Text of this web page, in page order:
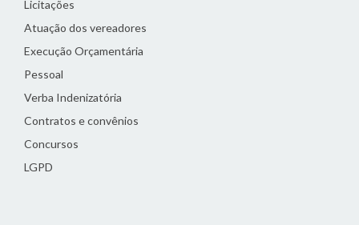
Licitações
Atuação dos vereadores
Execução Orçamentária
Pessoal
Verba Indenizatória
Contratos e convênios
Concursos
LGPD